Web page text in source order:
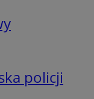
policji